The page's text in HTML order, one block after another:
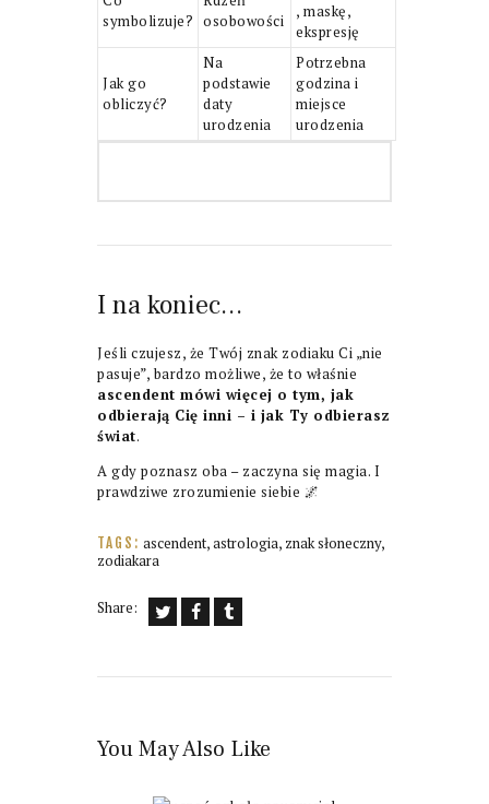
symbolizuje? osobowości
, maskę,
ekspresję
Jak go
obliczyć?
Na
podstawie
daty
urodzenia
Potrzebna
godzina i
miejsce
urodzenia
I na koniec…
Jeśli czujesz, że Twój znak zodiaku Ci „nie
pasuje”, bardzo możliwe, że to właśnie
ascendent mówi więcej o tym, jak
odbierają Cię inni – i jak Ty odbierasz
świat.
A gdy poznasz oba – zaczyna się magia. I
prawdziwe zrozumienie siebie 🌌
TAGS: ascendent,astrologia, znak słoneczny,
zodiakara
Share:
You May Also Like